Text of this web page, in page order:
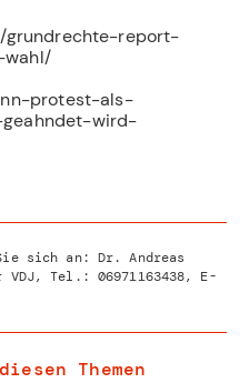
grundrechte-report-
protest-als-
wird-
sich an: Dr. Andreas
VDJ, Tel.: 06971163438, E-
Themen